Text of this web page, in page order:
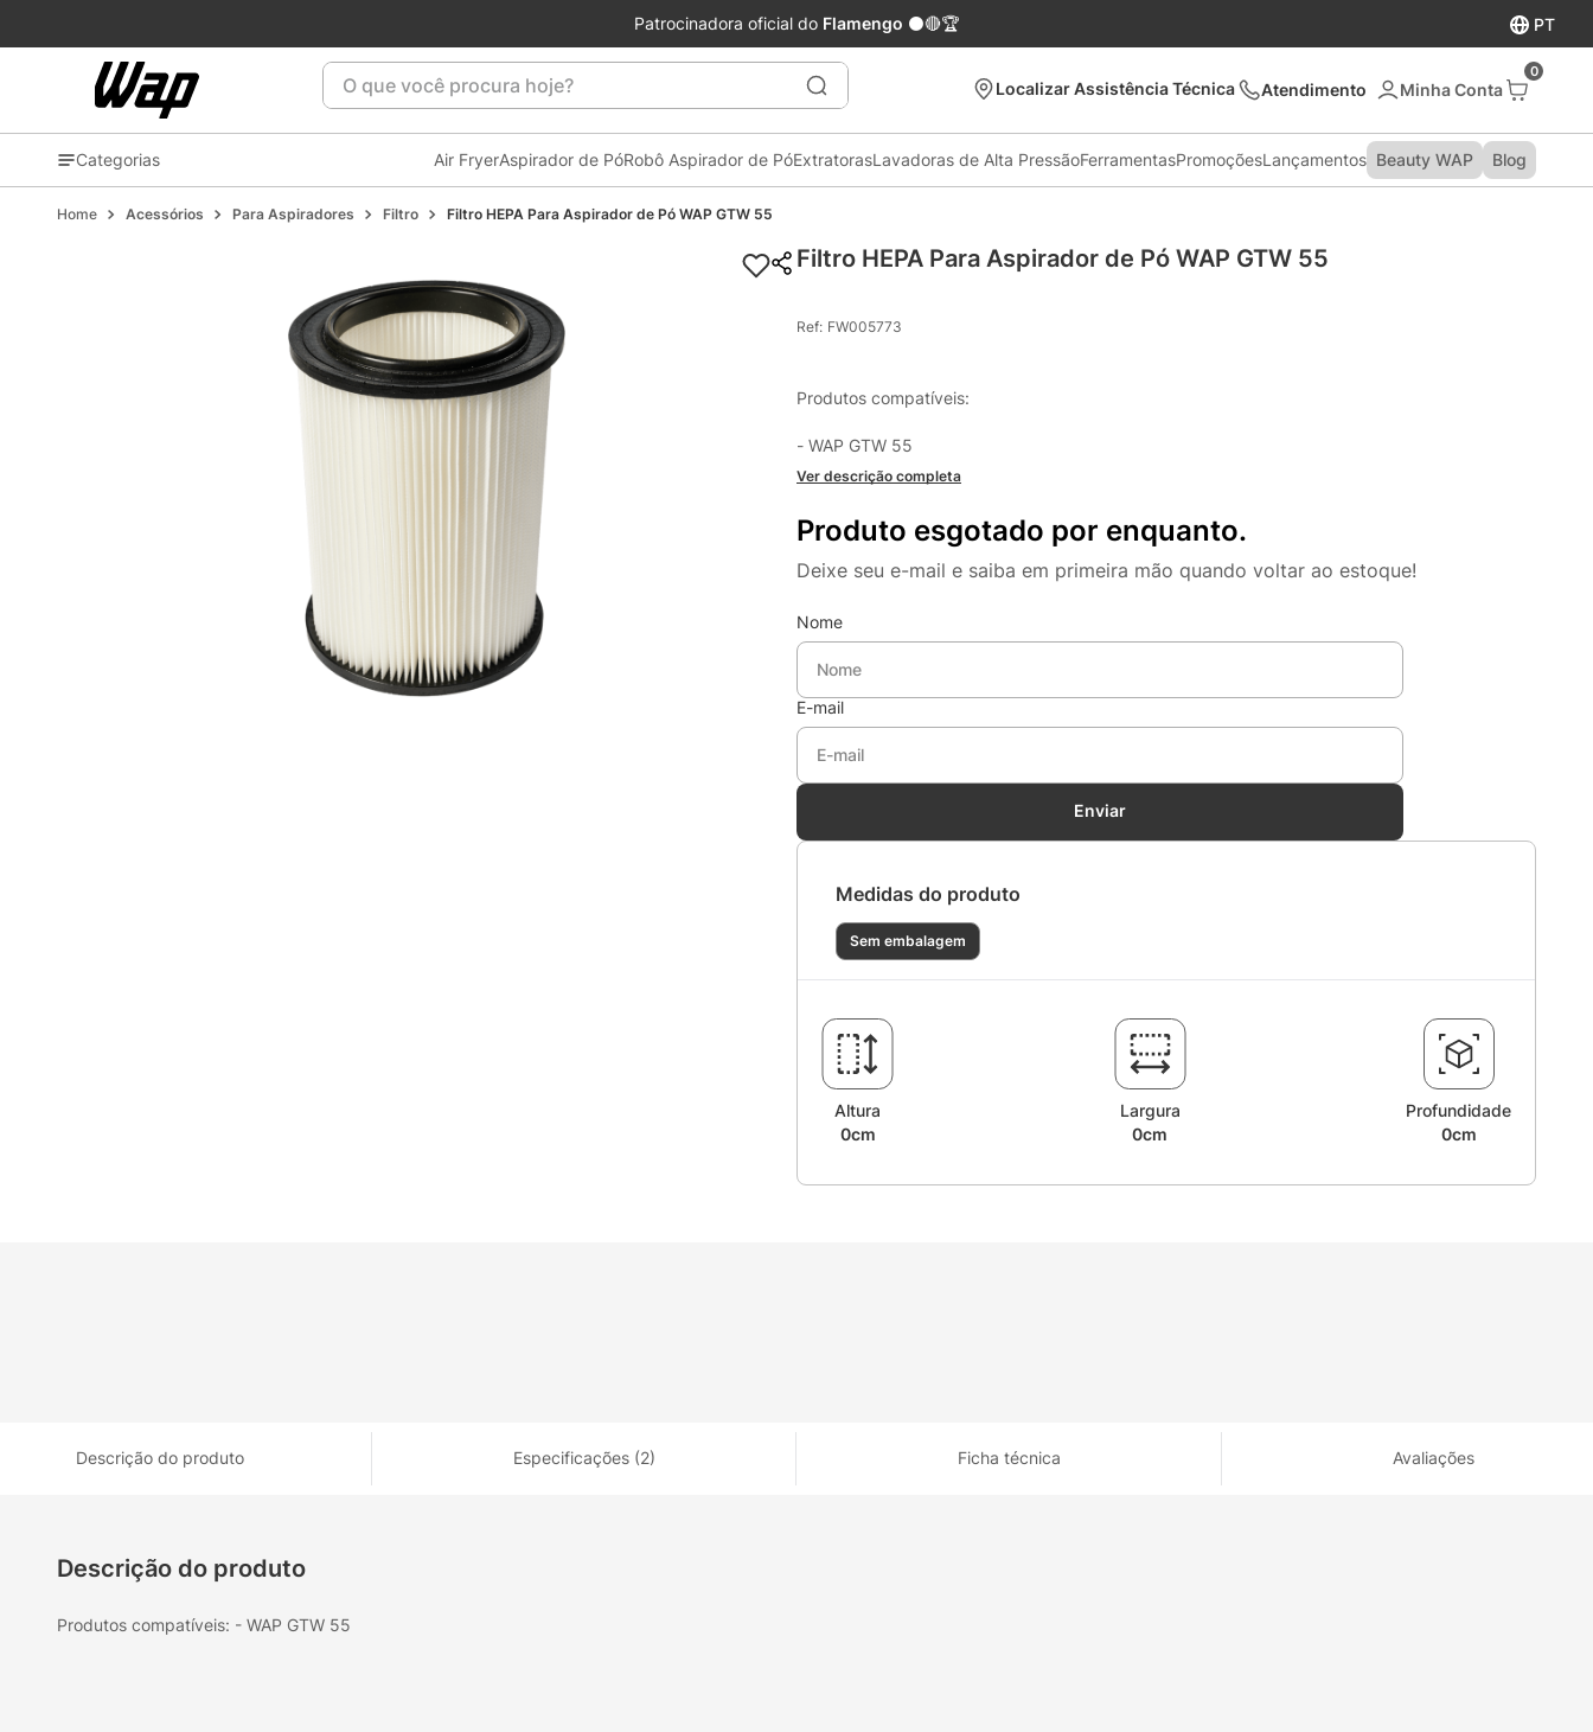
PT
Patrocinadora oficial do Flamengo ⚫🔴🏆
O que você procura hoje?
Localizar Assistência Técnica Atendimento
0
Categorias Air FryerAspirador de PóRobô Aspirador de PóExtratorasLavadoras de Alta PressãoFerramentasPromoçõesLançamentos Beauty WAP Blog
Acessórios Para Aspiradores Filtro Filtro HEPA Para Aspirador de Pó WAP GTW 55
Filtro HEPA Para Aspirador de Pó WAP GTW 55
Ref: FW005773
Produtos compatíveis:
- WAP GTW 55
Ver descrição completa
Produto esgotado por enquanto.
Deixe seu e-mail e saiba em primeira mão quando voltar ao estoque!
Nome
E-mail
Enviar
Medidas do produto
Sem embalagem
Altura
0cm
Largura
0cm
Profundidade
0cm
Descrição do produto Especificações (2) Ficha técnica Avaliações
Descrição do produto
Produtos compatíveis: - WAP GTW 55